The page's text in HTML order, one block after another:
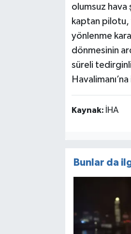
olumsuz hava
kaptan pilotu,
yönlenme
dönmesinin
süreli
Kaynak: İHA
Bunlar da